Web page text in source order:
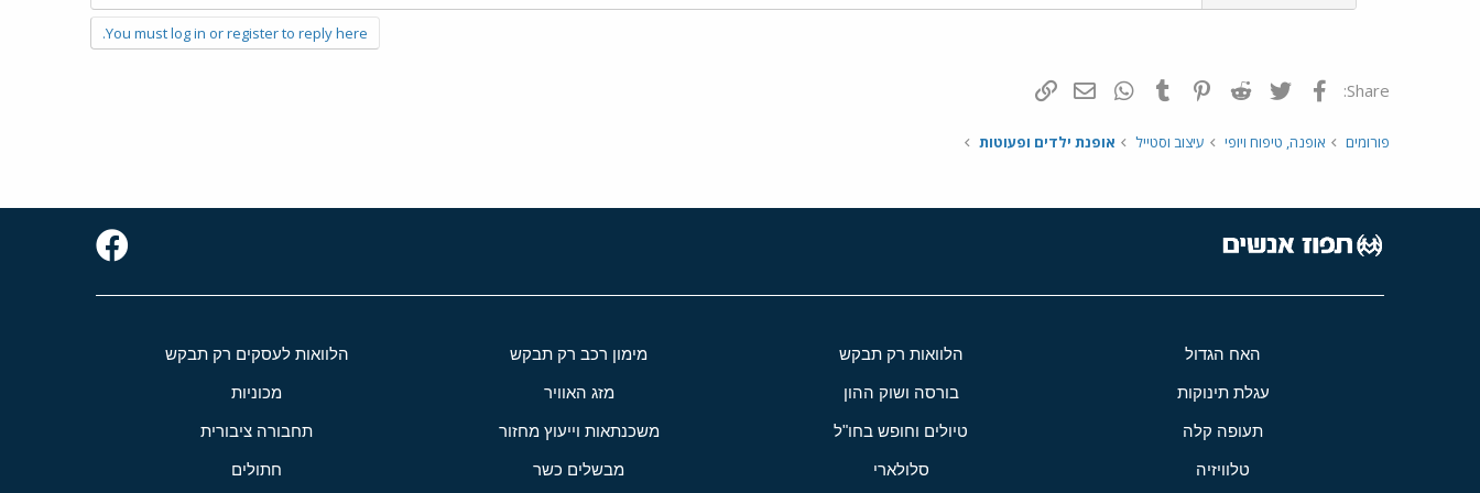
You must log in or register to reply here.
Share: פייסבוק Twitter
Reddit
Pinterest
Tumblr
WhatsAppדואר אלקטרוני
פורומים אופנה, טיפוח ויופי עיצוב וסטייל אופנת ילדים ופעוטות
האח הגדול הלוואות רק תבקש מימון רכב רק תבקש הלוואות לעסקים רק תבקש
עגלת תינוקות בורסה ושוק ההון מזג האוויר מכוניות
תעופה קלה טיולים וחופש בחו"ל משכנתאות וייעוץ מחזור תחבורה ציבורית
טלוויזיה סלולארי מבשלים כשר חתולים